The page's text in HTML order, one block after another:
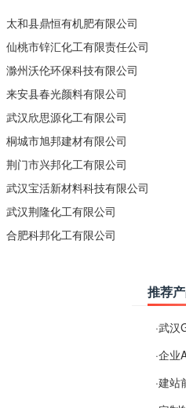
太和县鼎恒有机肥有限公司
仙桃市锌汇化工有限责任公司
滁州沃伦环保科技有限公司
来安县春光颜料有限公司
武汉欣思源化工有限公司
桐城市旭邦建材有限公司
荆门市兴邦化工有限公司
武汉宝活新材料科技有限公司
武汉荆隆化工有限公司
合肥科邦化工有限公司
推荐
·武汉
·企业
·建站前